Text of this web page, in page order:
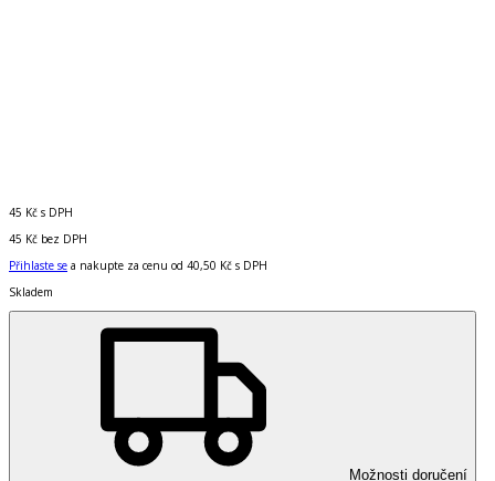
45 Kč s DPH
45 Kč bez DPH
Přihlaste se a nakupte za cenu od 40,50 Kč s DPH
Skladem
Možnosti doručení